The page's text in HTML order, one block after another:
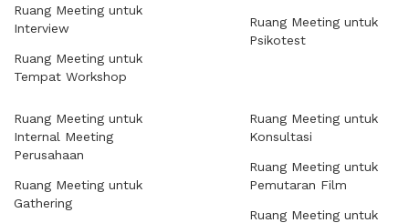
Ruang Meeting untuk
Interview
Ruang Meeting untuk
Tempat Workshop
Ruang Meeting untuk
Psikotest
Ruang Meeting untuk
Internal Meeting
Perusahaan
Ruang Meeting untuk
Gathering
Ruang Meeting untuk
Konsultasi
Ruang Meeting untuk
Pemutaran Film
Ruang Meeting untuk